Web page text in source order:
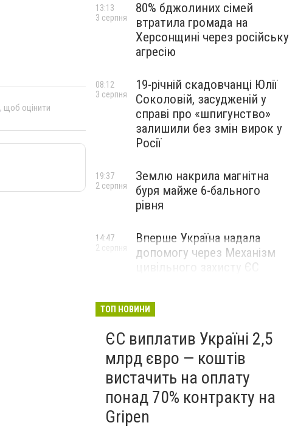
, щоб оцінити
80% бджолиних сімей
втратила громада на
Херсонщині через російську
агресію
13:13
3 серпня
19-річній скадовчанці Юлії
Соколовій, засудженій у
справі про «шпигунство»
залишили без змін вирок у
Росії
08:12
3 серпня
Землю накрила магнітна
буря майже 6-бального
рівня
19:37
2 серпня
Вперше Україна надала
допомогу через Механізм
цивільного захисту ЄС
14:47
2 серпня
ТОП НОВИНИ
ЄС виплатив Україні 2,5
млрд євро — коштів
вистачить на оплату
понад 70% контракту на
Gripen